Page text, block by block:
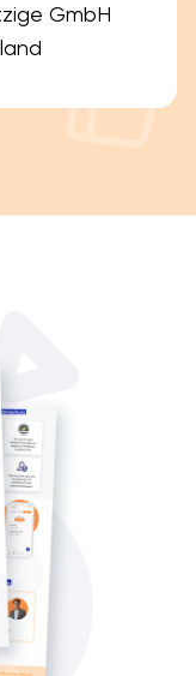
GmbH